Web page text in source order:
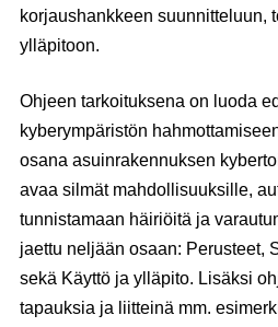
korjaushankkeen suunnitteluun,
ylläpitoon.
Ohjeen tarkoituksena on luoda
kyberympäristön
osana asuinrakennuksen
avaa silmät mahdollisuuksille,
tunnistamaan häiriöitä ja
jaettu neljään osaan: Perusteet,
sekä Käyttö ja ylläpito. Lisäksi
tapauksia ja liitteinä mm.